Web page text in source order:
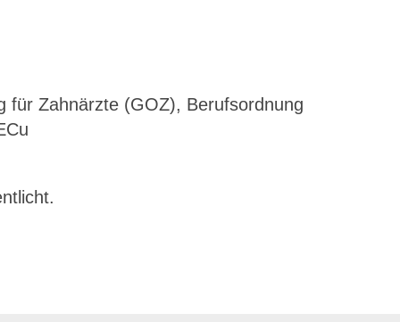
für Zahnärzte (GOZ), Berufsordnung